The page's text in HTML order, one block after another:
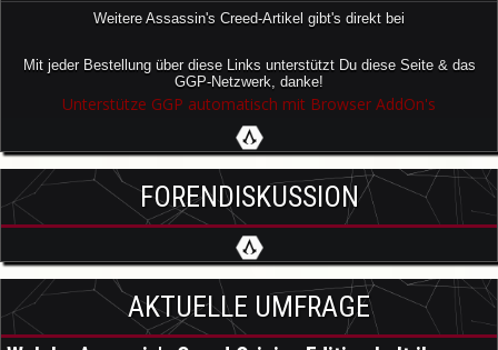
Weitere Assassin's Creed-Artikel gibt's direkt bei
Mit jeder Bestellung über diese Links unterstützt Du diese Seite & das
GGP-Netzwerk, danke!
Unterstütze GGP automatisch mit Browser AddOn's
FORENDISKUSSION
AKTUELLE UMFRAGE